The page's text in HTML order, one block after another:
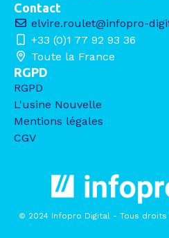
Contact
elvire.roulet@infopro-
+33 (0)1 77 92 93 36
Toute la France
RGPD
RGPD
L'usine Nouvelle
Mentions légales
CGV
© 2024 Infopro Digital - Tous